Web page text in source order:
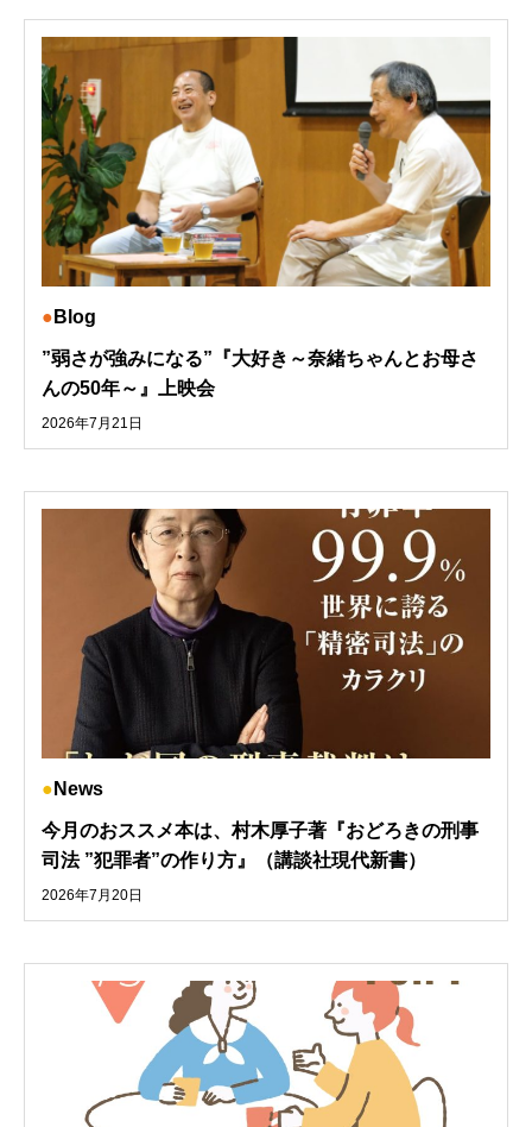
Blog
”弱さが強みになる”『大好き～奈緒ちゃんとお母さ
んの50年～』上映会
2026年7月21日
News
今月のおススメ本は、村木厚子著『おどろきの刑事
司法 ”犯罪者”の作り方』（講談社現代新書）
2026年7月20日